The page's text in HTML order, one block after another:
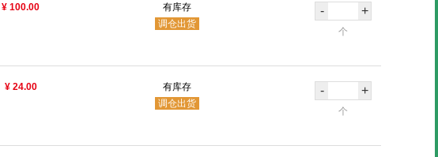
¥ 100.00
有库存
调仓出货
- +
个
¥ 24.00
有库存
调仓出货
- +
个